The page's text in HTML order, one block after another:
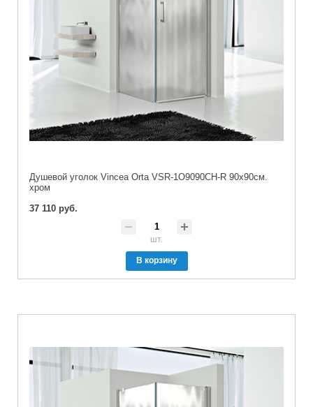
Душевой уголок Vincea Orta VSR-1O9090CH-R 90х90см.
хром
37 110 руб.
шт.
В корзину